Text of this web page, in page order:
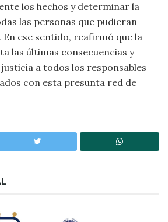
los hechos y determinar la
las personas que pudieran
ese sentido, reafirmó que la
las últimas consecuencias y
a todos los responsables
con esta presunta red de